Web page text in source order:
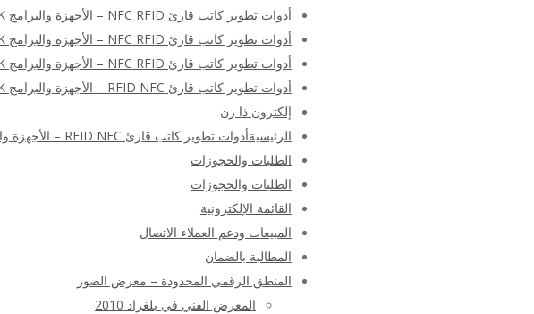
أدوات تطوير كاتب قارئ NFC RFID – الأجهزة والبرامج SDK – الصفحة الرئيسية
أدوات تطوير كاتب قارئ NFC RFID – الأجهزة والبرامج SDK – الصفحة الرئيسية
أدوات تطوير كاتب قارئ NFC RFID – الأجهزة والبرامج SDK – الصفحة الرئيسية
أدوات تطوير كاتب قارئ RFID NFC – الأجهزة والبرامج SDK – هولندا
إلكترون ذا رن
الرئيسيةأدوات تطوير كاتب قارئ RFID NFC – الأجهزة والبرامج SDK – الصفحة الرئيسية
الطلبات والحجوزات
الطلبات والحجوزات
القائمة الإلكترونية
المبيعات ودعم العملاء الاتصال
المطالبة بالضمان
المنطق الرقمي المحدودة – معرض الصور
المعرض الفني في بلغراد 2010